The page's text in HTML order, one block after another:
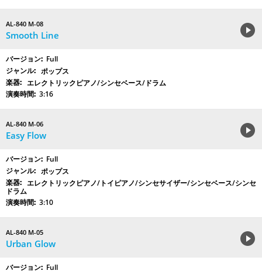
AL-840 M-08
Smooth Line
Full
ポップス
エレクトリックピアノ/シンセベース/ドラム
3:16
AL-840 M-06
Easy Flow
Full
ポップス
エレクトリックピアノ/トイピアノ/シンセサイザー/シンセベース/シンセ
ドラム
3:10
AL-840 M-05
Urban Glow
Full